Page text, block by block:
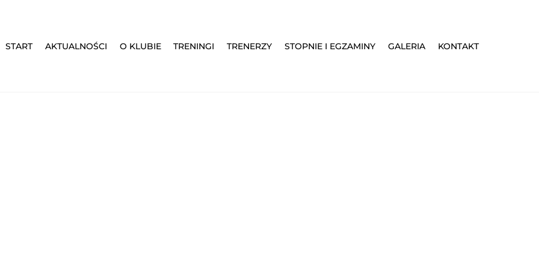
START AKTUALNOŚCI O KLUBIE TRENINGI TRENERZY STOPNIE I EGZAMINY GALERIA KONTAKT